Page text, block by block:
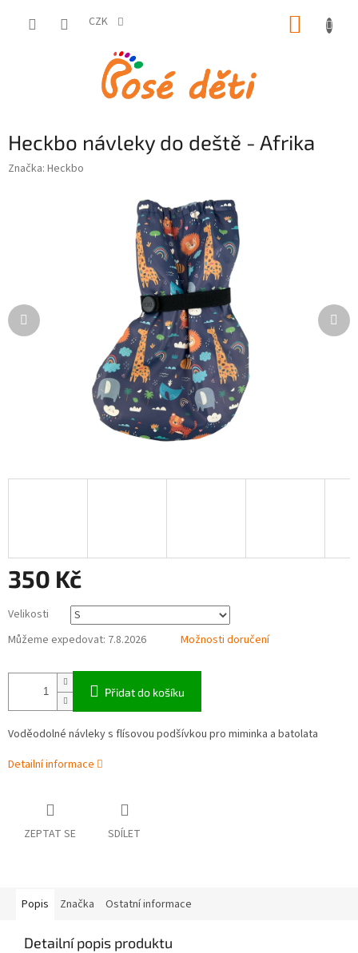
CZK
Heckbo návleky do deště - Afrika
Značka: Heckbo
350 Kč
cena:
Velikosti
Můžeme expedovat: 7.8.2026 Možnosti doručení
Přidat do košíku
Voděodolné návleky s flísovou podšívkou pro miminka a batolata
Detailní informace
ZEPTAT SE SDÍLET
Popis Značka Ostatní informace
Detailní popis produktu